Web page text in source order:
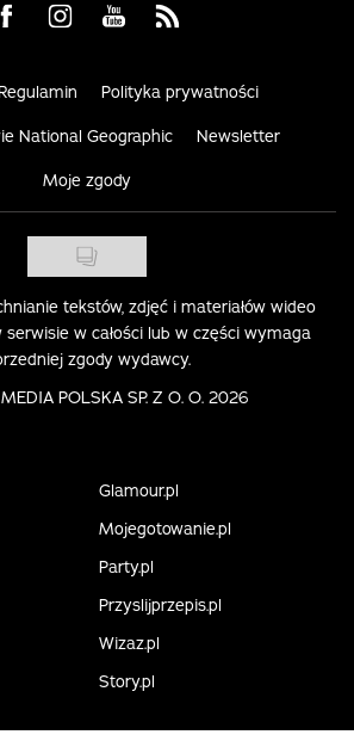
Visit us on Facebook
Visit us on Instagram
Visit us on Youtube
Visit us on Rss
Polityka prywatności
National Geographic Newsletter
Moje zgody
tekstów, zdjęć i materiałów wideo
w całości lub w części wymaga
zgody wydawcy.
POLSKA SP. Z O. O. 2026
Glamour.pl
Mojegotowanie.pl
Party.pl
Przyslijprzepis.pl
Wizaz.pl
Story.pl